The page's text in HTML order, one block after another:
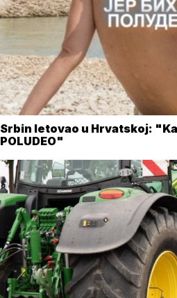
Srbin letovao u Hrvatskoj:
POLUDEO"